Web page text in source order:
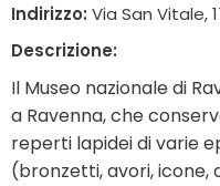
Indirizzo: Via San Vitale,
Descrizione:
Il Museo nazionale di
a Ravenna, che
reperti lapidei di varie
(bronzetti, avori, icone,